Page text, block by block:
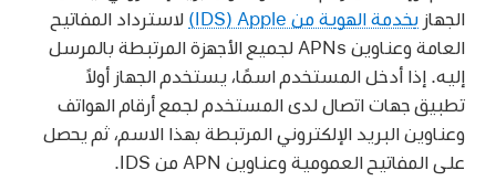
الجهاز بخدمة الهوية من Apple ‏(IDS)
لاسترداد المفاتيح
العامة وعناوين APNs لجميع الأجهزة المرتبطة بالمرسل
إليه. إذا أدخل المستخدم اسمًا، يستخدم الجهاز أولاً
تطبيق جهات اتصال لدى المستخدم لجمع أرقام الهواتف
وعناوين البريد الإلكتروني المرتبطة بهذا الاسم، ثم يحصل
على المفاتيح العمومية وعناوين APN من IDS.